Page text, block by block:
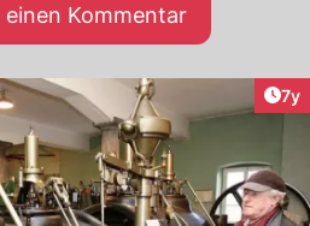
einen Kommentar
7y